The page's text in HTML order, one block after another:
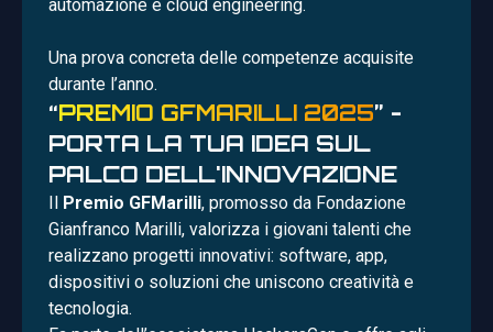
automazione e cloud engineering.
Una prova concreta delle competenze acquisite
durante l’anno.
“PREMIO GFMARILLI 2025” -
PORTA LA TUA IDEA SUL
PALCO DELL'INNOVAZIONE
Il Premio GFMarilli, promosso da Fondazione
Gianfranco Marilli, valorizza i giovani talenti che
realizzano progetti innovativi: software, app,
dispositivi o soluzioni che uniscono creatività e
tecnologia.